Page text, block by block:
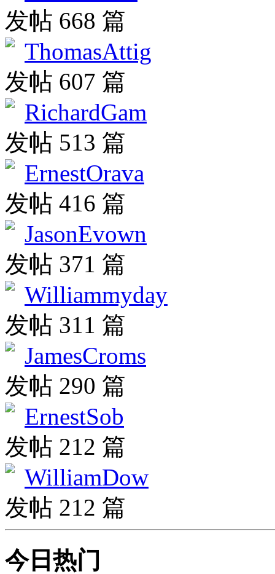
发帖 668 篇
ThomasAttig
发帖 607 篇
RichardGam
发帖 513 篇
ErnestOrava
发帖 416 篇
JasonEvown
发帖 371 篇
Williammyday
发帖 311 篇
JamesCroms
发帖 290 篇
ErnestSob
发帖 212 篇
WilliamDow
发帖 212 篇
今日热门